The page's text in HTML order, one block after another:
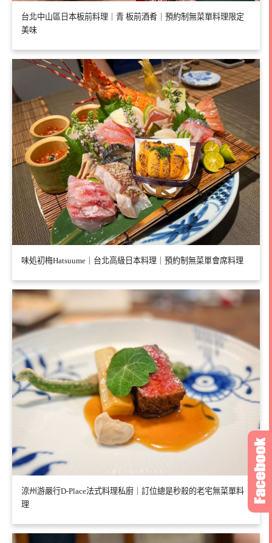
台北中山區日本板前料理｜青 板前酒肴｜預約制無菜單料理限定
美味
味処初梅Hatsuume｜台北高級日本料理｜預約制無菜單會席料理
涼州游嚴行D-Place法式料理私廚｜訂位總是秒殺的老宅無菜單料
理